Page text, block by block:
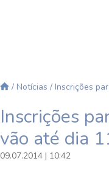
/ Notícias / Inscrições
Inscrições
vão até dia
09.07.2014 | 10:42